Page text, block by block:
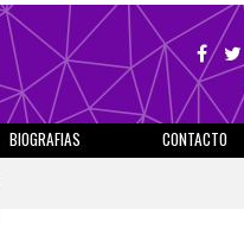
BIOGRAFIAS CONTACTO